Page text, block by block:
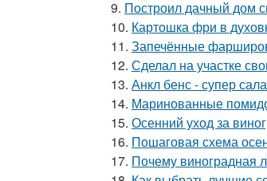
9. Построил дачный дом
10. Картошка фри в
11. Запечённые
12. Сделал на участке
13. Анкл бенс - супер
14. Маринованные
15. Осенний уход за
16. Пошаговая схема
17. Почему виноградная